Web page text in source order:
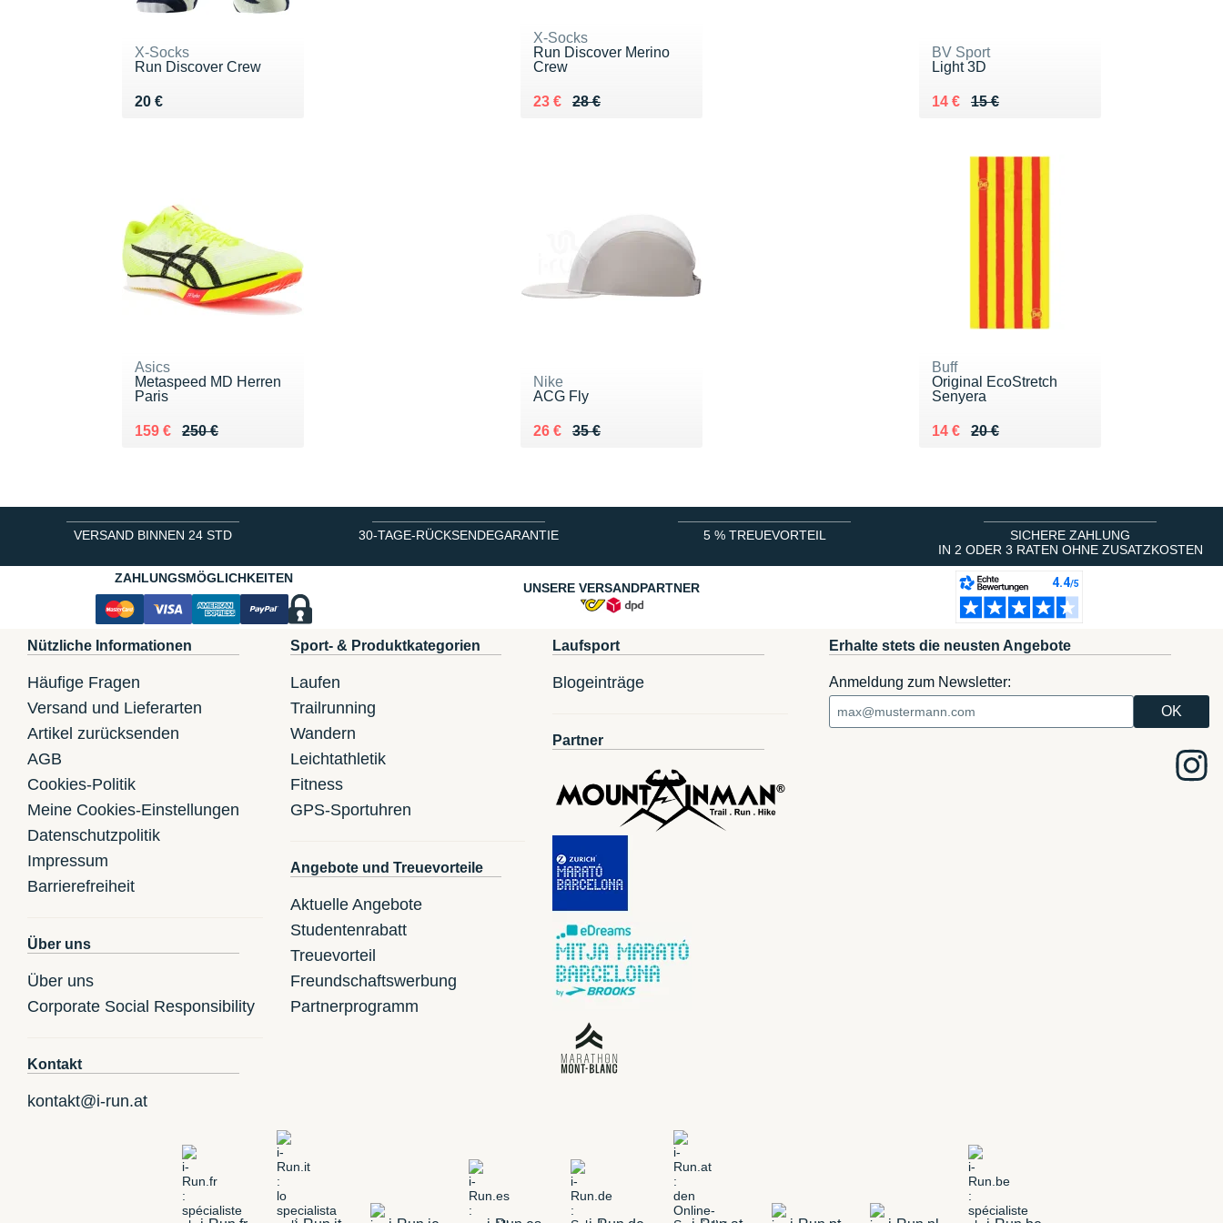
X-Socks
Run Discover Crew
20 €
Vendu 20 €
X-Socks
Run Discover Merino
Crew
28 €
Au lieu de 28 €
23 €
Vendu 23 €
BV Sport
Light 3D
15 €
Au lieu de 15 €
14 €
Vendu 14 €
Asics
Metaspeed MD Herren
Paris
250 €
Au lieu de 250 €
159 €
Vendu 159 €
Nike
ACG Fly
35 €
Au lieu de 35 €
26 €
Vendu 26 €
Buff
Original EcoStretch
Senyera
20 €
Au lieu de 20 €
14 €
Vendu 14 €
VERSAND BINNEN 24 STD 30-TAGE-RÜCKSENDEGARANTIE 5 % TREUEVORTEIL
SICHERE ZAHLUNG
IN 2 ODER 3 RATEN OHNE ZUSATZKOSTEN
ZAHLUNGSMÖGLICHKEITEN
UNSERE VERSANDPARTNER
Nützliche Informationen
Häufige Fragen
Versand und Lieferarten
Artikel zurücksenden
AGB
Cookies-Politik
Meine Cookies-Einstellungen
Datenschutzpolitik
Impressum
Barrierefreiheit
Über uns
Über uns
Corporate Social Responsibility
Kontakt
kontakt@i-run.at
Sport- & Produktkategorien
Laufen
Trailrunning
Wandern
Leichtathletik
Fitness
GPS-Sportuhren
Angebote und Treuevorteile
Aktuelle Angebote
Studentenrabatt
Treuevorteil
Freundschaftswerbung
Partnerprogramm
Laufsport
Blogeinträge
Partner
Erhalte stets die neusten Angebote
Anmeldung zum Newsletter: